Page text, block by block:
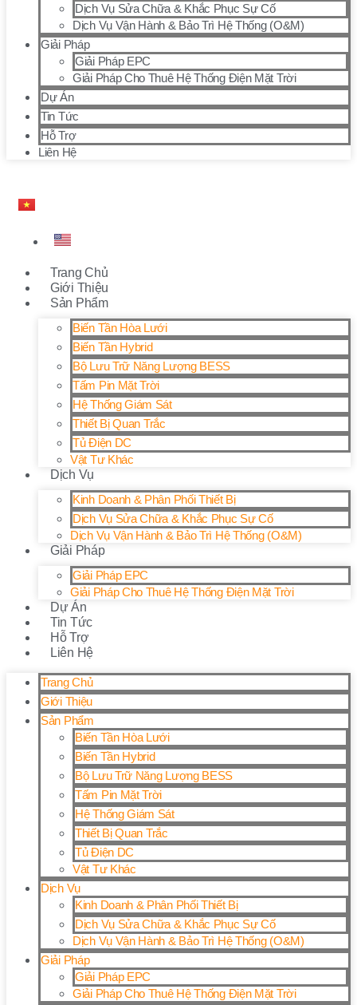
Dịch Vụ Sửa Chữa & Khắc Phục Sự Cố
Dịch Vụ Vận Hành & Bảo Trì Hệ Thống (O&M)
Giải Pháp
Giải Pháp EPC
Giải Pháp Cho Thuê Hệ Thống Điện Mặt Trời
Dự Án
Tin Tức
Hỗ Trợ
Liên Hệ
Trang Chủ
Giới Thiệu
Sản Phẩm
Biến Tần Hòa Lưới
Biến Tần Hybrid
Bộ Lưu Trữ Năng Lượng BESS
Tấm Pin Mặt Trời
Hệ Thống Giám Sát
Thiết Bị Quan Trắc
Tủ Điện DC
Vật Tư Khác
Dịch Vụ
Kinh Doanh & Phân Phối Thiết Bị
Dịch Vụ Sửa Chữa & Khắc Phục Sự Cố
Dịch Vụ Vận Hành & Bảo Trì Hệ Thống (O&M)
Giải Pháp
Giải Pháp EPC
Giải Pháp Cho Thuê Hệ Thống Điện Mặt Trời
Dự Án
Tin Tức
Hỗ Trợ
Liên Hệ
Trang Chủ
Giới Thiệu
Sản Phẩm
Biến Tần Hòa Lưới
Biến Tần Hybrid
Bộ Lưu Trữ Năng Lượng BESS
Tấm Pin Mặt Trời
Hệ Thống Giám Sát
Thiết Bị Quan Trắc
Tủ Điện DC
Vật Tư Khác
Dịch Vụ
Kinh Doanh & Phân Phối Thiết Bị
Dịch Vụ Sửa Chữa & Khắc Phục Sự Cố
Dịch Vụ Vận Hành & Bảo Trì Hệ Thống (O&M)
Giải Pháp
Giải Pháp EPC
Giải Pháp Cho Thuê Hệ Thống Điện Mặt Trời